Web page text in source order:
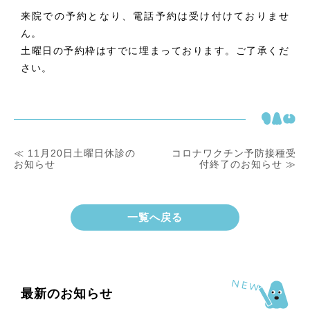
来院での予約となり、電話予約は受け付けておりませ
ん。
土曜日の予約枠はすでに埋まっております。ご了承くだ
さい。
≪ 11月20日土曜日休診の
お知らせ
コロナワクチン予防接種受
付終了のお知らせ ≫
一覧へ戻る
最新のお知らせ